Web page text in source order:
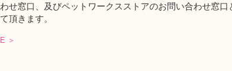
せ窓口、及びペットワークスストアのお問い合わせ窓口
頂きます。
＞